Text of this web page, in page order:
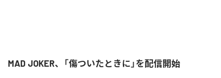
MAD JOKER、「傷ついたときに」を配信開始